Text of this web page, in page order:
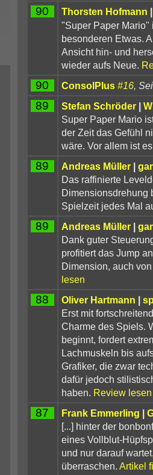
90 Thorsten Hofmann
"Super Paper Mario"
besonderen Etwas.
Ansicht hin- und
wieder aufs Neue.
90 ConsolPlus #16,
89 Stefan Schröder|
Super Paper Mario
der Zeit das Gefühl
wäre. Vor allem ist
89 Andreas Müller|
Das raffinierte
Dimensionsdrehung
Spielzeit jedes Mal
89 Andreas Müller|
Dank guter
profitiert das Jump
Dimension, auch
lesen
88 Oliver Hartmann |
Erst mit
Charme des Spiels.
beginnt, fordert
Lachmuskeln bis
Grafiker, die zwar
dafür jedoch
haben. Review lesen
87 Frank Emmerling |
[...] hinter der
eines Vollblut-
und nur darauf
überraschen. Artikel